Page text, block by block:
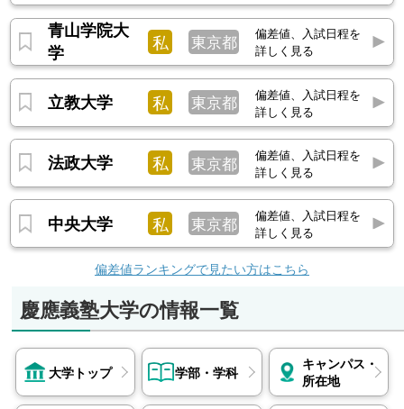
青山学院大
学
私 東京都
偏差値、入試日程を
詳しく見る
立教大学 私 東京都
偏差値、入試日程を
詳しく見る
法政大学 私 東京都
偏差値、入試日程を
詳しく見る
中央大学 私 東京都
偏差値、入試日程を
詳しく見る
偏差値ランキングで見たい方はこちら
慶應義塾大学の情報一覧
大学トップ 学部・学科
キャンパス・
所在地